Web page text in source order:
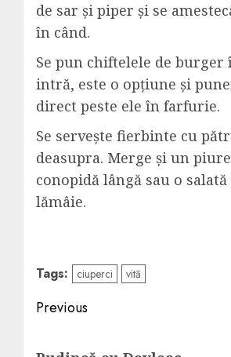
de sar și piper și se
în când.
Se pun chiftelele de burger
intră, este o opțiune și
direct peste ele în farfurie.
Se servește fierbinte cu
deasupra. Merge și un
conopidă lângă sau o
lămâie.
Tags: ciuperci vită
Post
Previous